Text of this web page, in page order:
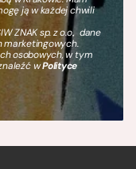
ją w każdej chwili
ZNAK sp. z o.o., dane
marketingowych.
osobowych, w tym
wPolityce